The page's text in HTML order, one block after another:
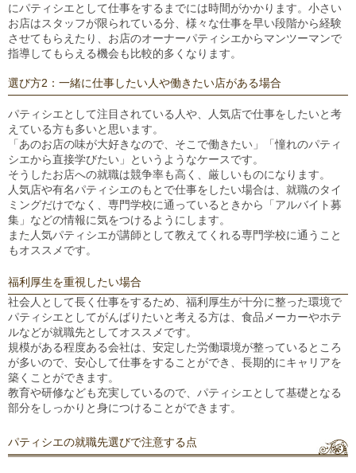
にパティシエとして仕事をするまでには時間がかかります。小さい
お店はスタッフが限られている分、様々な仕事を早い段階から経験
させてもらえたり、お店のオーナーパティシエからマンツーマンで
指導してもらえる機会も比較的多くなります。
選び方2：一緒に仕事したい人や働きたい店がある場合
パティシエとして注目されている人や、人気店で仕事をしたいと考
えている方も多いと思います。
「あのお店の味が大好きなので、そこで働きたい」「憧れのパティ
シエから直接学びたい」というようなケースです。
そうしたお店への就職は競争率も高く、厳しいものになります。
人気店や有名パティシエのもとで仕事をしたい場合は、就職のタイ
ミングだけでなく、専門学校に通っているときから「アルバイト募
集」などの情報に気をつけるようにします。
また人気パティシエが講師として教えてくれる専門学校に通うこと
もオススメです。
福利厚生を重視したい場合
社会人として長く仕事をするため、福利厚生が十分に整った環境で
パティシエとしてがんばりたいと考える方は、食品メーカーやホテ
ルなどが就職先としてオススメです。
規模がある程度ある会社は、安定した労働環境が整っているところ
が多いので、安心して仕事をすることができ、長期的にキャリアを
築くことができます。
教育や研修なども充実しているので、パティシエとして基礎となる
部分をしっかりと身につけることができます。
パティシエの就職先選びで注意する点